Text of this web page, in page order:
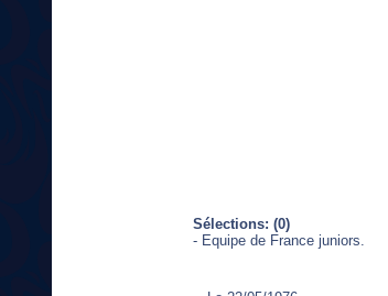
Sélections: (0)
- Equipe de France juniors.